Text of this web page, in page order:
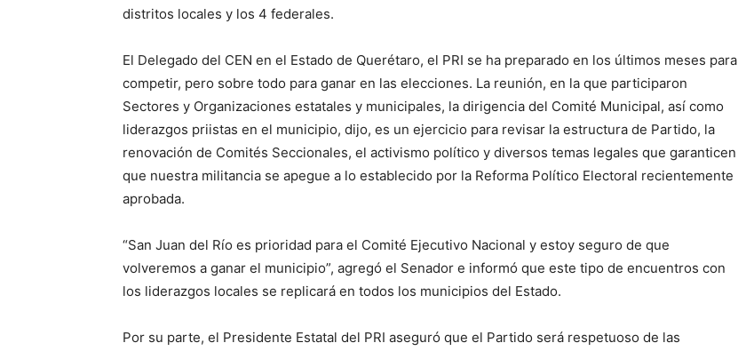
distritos locales y los 4 federales.
El Delegado del CEN en el Estado de Querétaro, el PRI se ha preparado en los últimos meses para
competir, pero sobre todo para ganar en las elecciones. La reunión, en la que participaron
Sectores y Organizaciones estatales y municipales, la dirigencia del Comité Municipal, así como
liderazgos priistas en el municipio, dijo, es un ejercicio para revisar la estructura de Partido, la
renovación de Comités Seccionales, el activismo político y diversos temas legales que garanticen
que nuestra militancia se apegue a lo establecido por la Reforma Político Electoral recientemente
aprobada.
“San Juan del Río es prioridad para el Comité Ejecutivo Nacional y estoy seguro de que
volveremos a ganar el municipio”, agregó el Senador e informó que este tipo de encuentros con
los liderazgos locales se replicará en todos los municipios del Estado.
Por su parte, el Presidente Estatal del PRI aseguró que el Partido será respetuoso de las